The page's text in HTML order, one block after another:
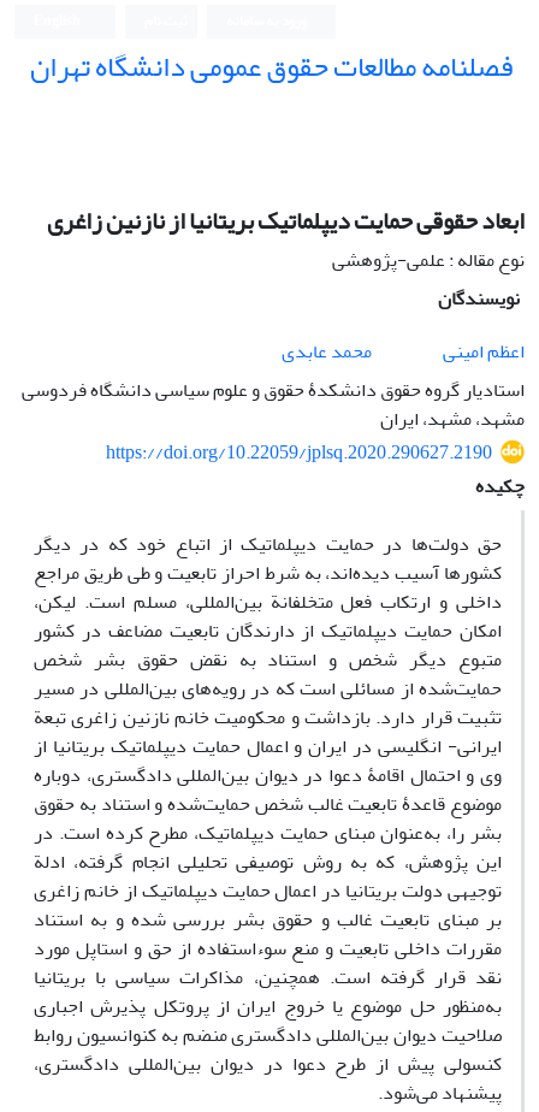
فصلنامه مطالعات حقوق عمومی دانشگاه تهران
ابعاد حقوقی حمایت دیپلماتیک بریتانیا از نازنین زاغری
نوع مقاله : علمی-پژوهشی
نویسندگان
اعظم امینی
محمد عابدی
استادیار گروه حقوق دانشکدۀ حقوق و علوم سیاسی دانشگاه فردوسی
مشهد، مشهد، ایران
https://doi.org/10.22059/jplsq.2020.290627.2190
چکیده
حق دولت‌ها در حمایت دیپلماتیک از اتباع خود که در دیگر
کشورها آسیب دیده‌اند، به شرط احراز تابعیت و طی طریق مراجع
داخلی و ارتکاب فعل متخلفانة بین‌المللی، مسلم است. لیکن،
امکان حمایت دیپلماتیک از دارندگان تابعیت مضاعف در کشور
متبوع دیگر شخص و استناد به نقض حقوق بشر شخص
حمایت‌شده از مسائلی است که در رویه‌های بین‌المللی در مسیر
تثبیت قرار دارد. بازداشت و محکومیت خانم نازنین زاغری تبعة
ایرانی- انگلیسی در ایران و اعمال حمایت دیپلماتیک بریتانیا از
وی و احتمال اقامۀ دعوا در دیوان بین‌المللی دادگستری، دوباره
موضوع قاعدۀ تابعیت غالب شخص حمایت‌شده و استناد به حقوق
بشر را، به‌عنوان مبنای حمایت دیپلماتیک، مطرح کرده است. در
این پژوهش، که به روش توصیفی تحلیلی انجام‌ گرفته، ادلة
توجیهی دولت بریتانیا در اعمال حمایت دیپلماتیک از خانم زاغری
بر مبنای تابعیت غالب و حقوق بشر بررسی شده و به استناد
مقررات داخلی تابعیت و منع سوءاستفاده از حق و استاپل مورد
نقد قرار گرفته است. همچنین، مذاکرات سیاسی با بریتانیا
به‌منظور حل موضوع یا خروج ایران از پروتکل پذیرش اجباری
صلاحیت دیوان بین‌المللی دادگستری منضم به کنوانسیون روابط
کنسولی پیش از طرح دعوا در دیوان بین‌المللی دادگستری،
پیشنهاد می‌شود.